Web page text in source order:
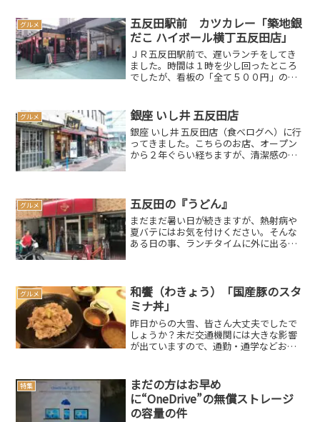
グルメ
五反田駅前 カツカレー「築地銀
だこ ハイボール横丁五反田店」
ＪＲ五反田駅前で、遅いランチをしてき
ました。時間は１時を少し回ったところ
でしたが、看板の「全て５００円」の文
たので、スムーズに入れましたよオイラ
実を言うと、カレーライ...
グルメ 銀座 いし井 五反田店
銀座 いし井 五反田店（食べログへ）に行
ってきました。こちらのお店、オープン
から２年ぐらい経ちますが、清潔感のあ
い、店内へ…。席はカ...
グルメ 五反田の『うどん』
まだまだ暑い日が続きますが、熱射病や
夏バテにはお気を付けください。そんな
ある日の事、ランチタイムに外に出るの
ん」さんに行ってきましたス...
グルメ
和饗（わきょう）「国産豚のスタ
ミナ丼」
昨日からの大雪、皆さん大丈夫でしたで
しょうか？未だ交通機関には大きな影響
が出ていますので、通勤・通学などお気
らというもの、何処かに美味しい定食屋
さんがないものかと探し...
特集
まだの方はお早め
に“OneDrive”の無償ストレージ
の容量の件